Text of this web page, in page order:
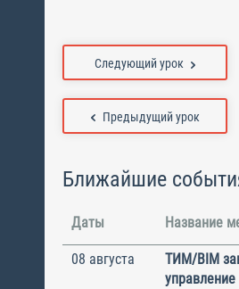
Предыдущий урок
Следующий урок
Ближайшие
Даты Название
08 августа
ТИМ/BIM